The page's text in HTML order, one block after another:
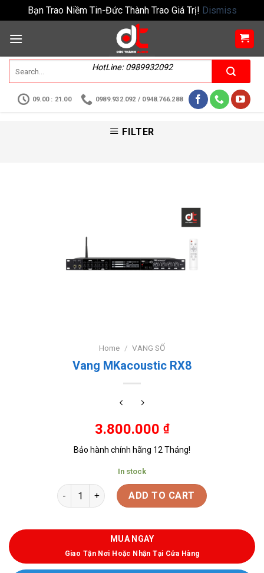
Bạn Trao Niềm Tin-Đức Thành Trao Giá Trị! Dismiss
HotLine: 0989932092
09.00 : 21.00 0989.932.092 / 0948.766.288
FILTER
Home / VANG SỐ
Vang MKacoustic RX8
3.800.000 ₫
Bảo hành chính hãng 12 Tháng!
In stock
ADD TO CART
MUA NGAY
Giao Tận Nơi Hoặc Nhận Tại Cửa Hàng